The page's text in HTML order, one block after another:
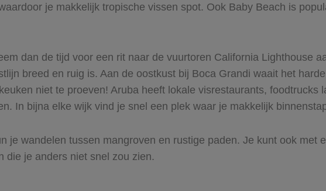
je makkelijk tropische vissen spot. Ook Baby Beach is
dan de tijd voor een rit naar de vuurtoren California Lighthouse
breed en ruig is. Aan de oostkust bij Boca Grandi waait het
niet te proeven! Aruba heeft lokale visrestaurants, foodtrucks
In bijna elke wijk vind je snel een plek waar je makkelijk
je wandelen tussen mangroven en rustige paden. Je kunt ook met
die je anders niet snel zou zien.